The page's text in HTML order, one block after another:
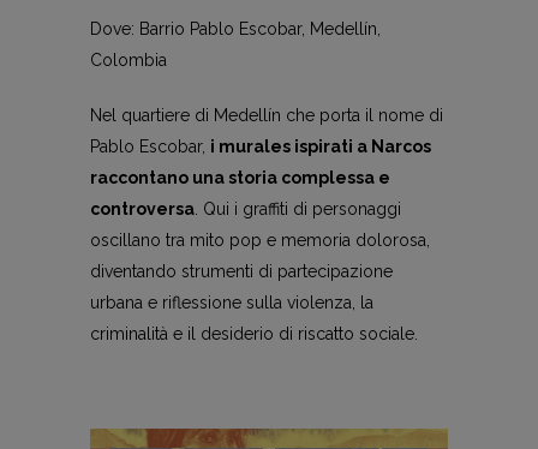
Dove: Barrio Pablo Escobar, Medellín,
Colombia
Nel quartiere di Medellín che porta il nome di
Pablo Escobar, i murales ispirati a Narcos
raccontano una storia complessa e
controversa. Qui i graffiti di personaggi
oscillano tra mito pop e memoria dolorosa,
diventando strumenti di partecipazione
urbana e riflessione sulla violenza, la
criminalità e il desiderio di riscatto sociale.